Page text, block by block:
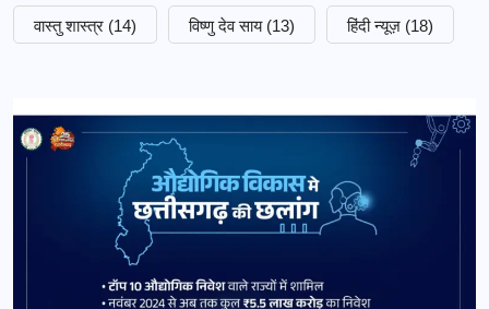
वास्तु शास्त्र (14) विष्णु देव साय (13) हिंदी न्यूज़ (18)